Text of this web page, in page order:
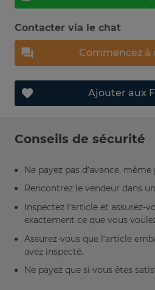
Contacter via le chat
Commencez à
Ajouter aux
Conseils de sécurité
Ne payez pas d’avance,
Rencontrez le vendeur dans
Inspectez l’article et assurez-
exactement ce que vous
Assurez-vous que l’article
avez inspecté.
Ne payez que si vous êtes